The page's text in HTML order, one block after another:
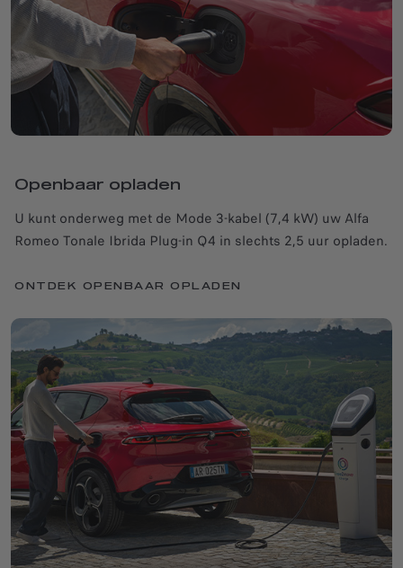
Openbaar opladen
U kunt onderweg met de Mode 3-kabel (7,4 kW) uw Alfa
Romeo Tonale Ibrida Plug-in Q4 in slechts 2,5 uur opladen.
ONTDEK OPENBAAR OPLADEN